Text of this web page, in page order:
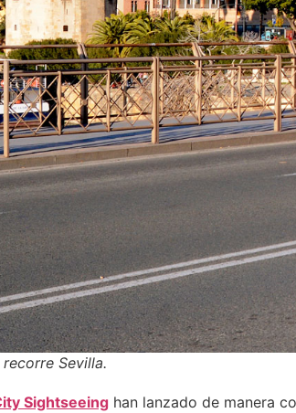
Sevilla.
Sightseeing han lanzado de manera